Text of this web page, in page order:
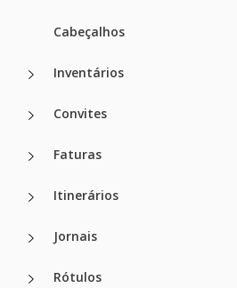
Cabeçalhos
Inventários
Convites
Faturas
Itinerários
Jornais
Rótulos